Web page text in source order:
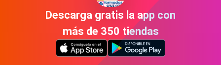
Descarga gratis la app con
más de 350 tiendas